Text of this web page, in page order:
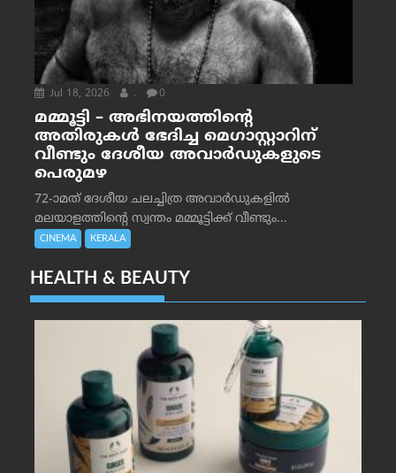
Jul 18, 2026 . 0
മമ്മൂട്ടി – അഭിനയത്തിന്റെ
അതിരുകൾ ഭേദിച്ച മെഗാസ്റ്റാറിന്
വീണ്ടും ദേശീയ അവാർഡുകളുടെ
പെരുമഴ
72-ാമത് ദേശീയ ചലച്ചിത്ര അവാര്‍ഡുകളില്‍
മലയാളത്തിന്റെ സ്വന്തം മമ്മൂട്ടിക്ക് വീണ്ടും...
CINEMA KERALA
HEALTH & BEAUTY